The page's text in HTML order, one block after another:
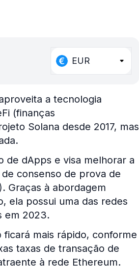
EUR
a tecnologia
(finanças
Solana desde 2017, mas
de dApps e visa melhorar a
consenso de prova de
Graças à abordagem
ela possui uma das redes
em 2023.
mais rápido, conforme
taxas de transação de
à rede Ethereum.